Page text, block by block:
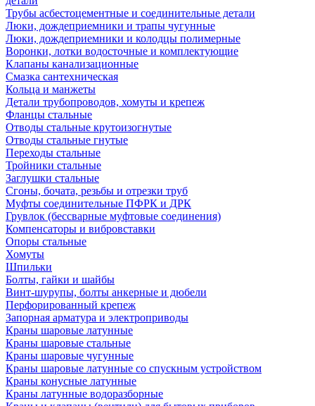
Трубы асбестоцементные и соединительные детали
Люки, дождеприемники и трапы чугунные
Люки, дождеприемники и колодцы полимерные
Воронки, лотки водосточные и комплектующие
Клапаны канализационные
Смазка сантехническая
Кольца и манжеты
Детали трубопроводов, хомуты и крепеж
Фланцы стальные
Отводы стальные крутоизогнутые
Отводы стальные гнутые
Переходы стальные
Тройники стальные
Заглушки стальные
Сгоны, бочата, резьбы и отрезки труб
Муфты соединительные ПФРК и ДРК
Грувлок (бессварные муфтовые соединения)
Компенсаторы и вибровставки
Опоры стальные
Хомуты
Шпильки
Болты, гайки и шайбы
Винт-шурупы, болты анкерные и дюбели
Перфорированный крепеж
Запорная арматура и электроприводы
Краны шаровые латунные
Краны шаровые стальные
Краны шаровые чугунные
Краны шаровые латунные со спускным устройством
Краны конусные латунные
Краны латунные водоразборные